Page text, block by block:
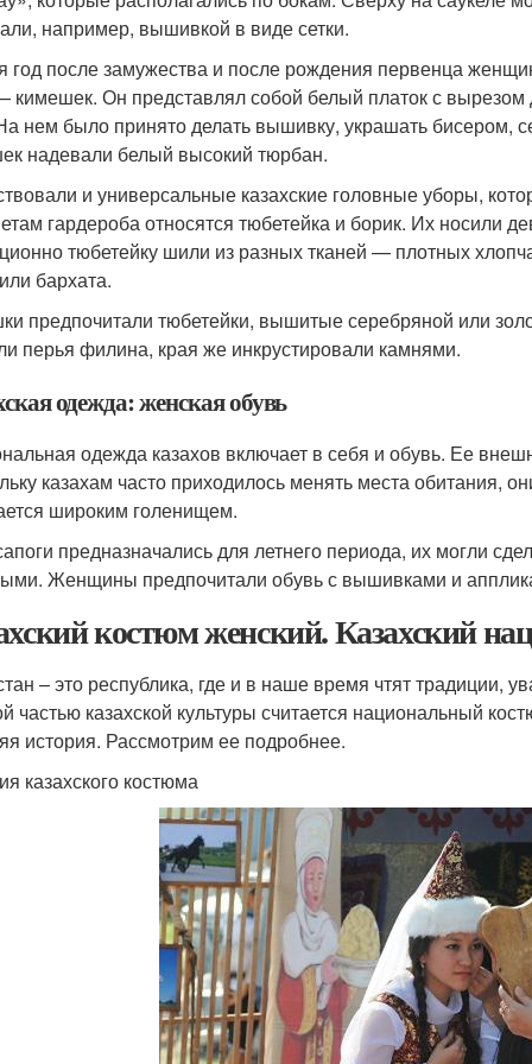
например, вышивкой в виде сетки.
год после замужества и после рождения первенца
кимешек. Он представлял собой белый платок с
нем было принято делать вышивку, украшать
надевали белый высокий тюрбан.
и универсальные казахские головные уборы,
гардероба относятся тюбетейка и борик. Их носили
тюбетейку шили из разных тканей — плотных
бархата.
предпочитали тюбетейки, вышитые серебряной или
перья филина, края же инкрустировали камнями.
одежда: женская обувь
одежда казахов включает в себя и обувь. Ее
казахам часто приходилось менять места обитания,
широким голенищем.
предназначались для летнего периода, их могли
Женщины предпочитали обувь с вышивками и
костюм женский. Казахский
– это республика, где и в наше время чтят традиции,
частью казахской культуры считается национальный
история. Рассмотрим ее подробнее.
казахского костюма